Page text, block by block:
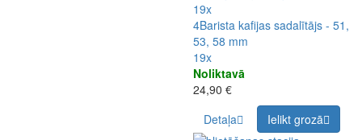
19x
4Barista kafijas sadalītājs - 51,
53, 58 mm
19x
Noliktavā
24,90 €
Detaļa
Ielikt grozā